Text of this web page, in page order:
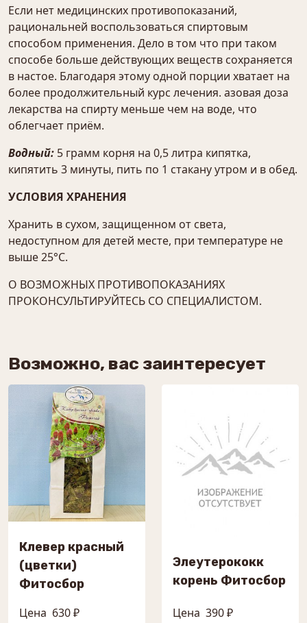
Если нет медицинских противопоказаний,
рациональней воспользоваться спиртовым
способом применения. Дело в том что при таком
способе больше действующих веществ сохраняется
в настое. Благодаря этому одной порции хватает на
более продолжительный курс лечения. азовая доза
лекарства на спирту меньше чем на воде, что
облегчает приём.
Водный: 5 грамм корня на 0,5 литра кипятка,
кипятить 3 минуты, пить по 1 стакану утром и в обед.
УСЛОВИЯ ХРАНЕНИЯ
Хранить в сухом, защищенном от света,
недоступном для детей месте, при температуре не
выше 25°С.
О ВОЗМОЖНЫХ ПРОТИВОПОКАЗАНИЯХ
ПРОКОНСУЛЬТИРУЙТЕСЬ СО СПЕЦИАЛИСТОМ.
Возможно, вас заинтересует
Клевер красный
(цветки)
Фитосбор
Цена 630 ₽
Элеутерококк
корень Фитосбор
Цена 390 ₽